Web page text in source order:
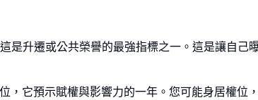
是升遷或公共榮譽的最強指標之一。這是讓自己
，它預示賦權與影響力的一年。您可能身居權位